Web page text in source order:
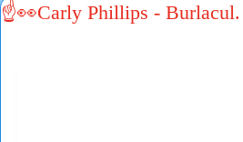
☝👀Carly Phillips - Burlacul.